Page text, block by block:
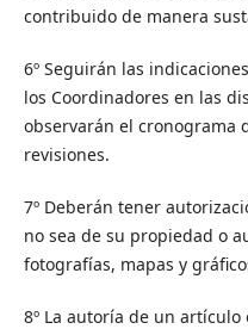
contribuido de manera
6º Seguirán las
los Coordinadores en las
observarán el cronograma
revisiones.
7º Deberán tener
no sea de su propiedad o
fotografías, mapas y
8º La autoría de un